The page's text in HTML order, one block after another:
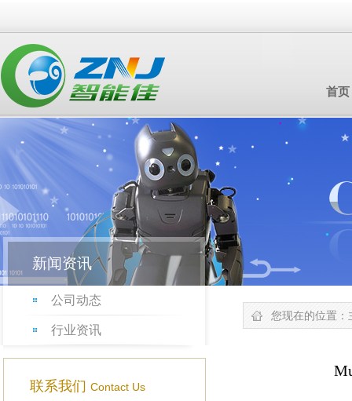
首页
新闻资讯
公司动态
行业资讯
联系我们 Contact Us
您现在的位置：